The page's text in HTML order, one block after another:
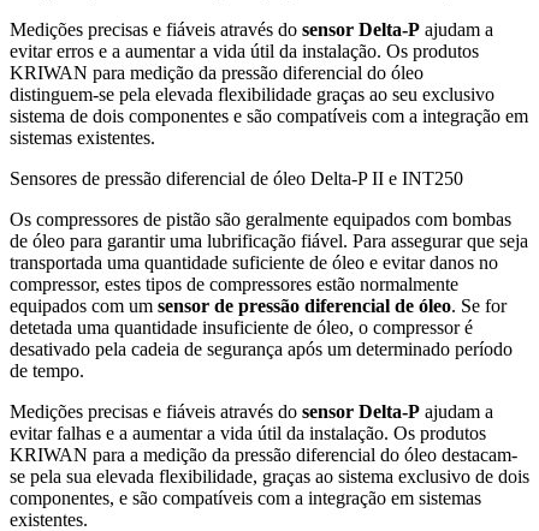
Medições precisas e fiáveis através do sensor Delta‑P ajudam a
evitar erros e a aumentar a vida útil da instalação. Os produtos
KRIWAN para medição da pressão diferencial do óleo
distinguem‑se pela elevada flexibilidade graças ao seu exclusivo
sistema de dois componentes e são compatíveis com a integração em
sistemas existentes.
Sensores de pressão diferencial de óleo Delta-P II e INT250
Os compressores de pistão são geralmente equipados com bombas
de óleo para garantir uma lubrificação fiável. Para assegurar que seja
transportada uma quantidade suficiente de óleo e evitar danos no
compressor, estes tipos de compressores estão normalmente
equipados com um sensor de pressão diferencial de óleo. Se for
detetada uma quantidade insuficiente de óleo, o compressor é
desativado pela cadeia de segurança após um determinado período
de tempo.
Medições precisas e fiáveis através do sensor Delta-P ajudam a
evitar falhas e a aumentar a vida útil da instalação. Os produtos
KRIWAN para a medição da pressão diferencial do óleo destacam-
se pela sua elevada flexibilidade, graças ao sistema exclusivo de dois
componentes, e são compatíveis com a integração em sistemas
existentes.